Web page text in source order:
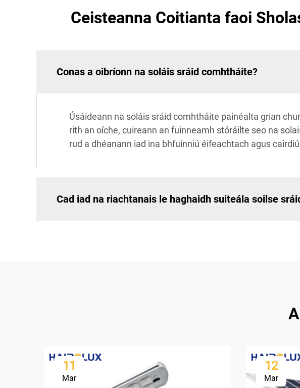
Ceisteanna Coitianta faoi
Conas a oibríonn na soláis sráid comhtháite?
Úsáideann na soláis sráid comhtháite painéalta grian
rith an oíche, cuireann an fuinneamh stóráilte seo na
rud a dhéanann iad ina bhfuinniú éifeachtach agus
Cad iad na riachtanais le haghaidh suiteála soilse
11
Mar
12
Mar